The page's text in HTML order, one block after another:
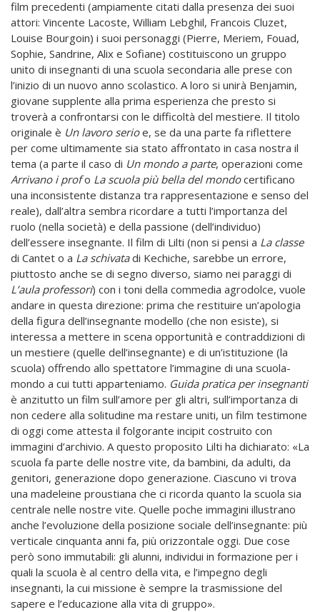
film precedenti (ampiamente citati dalla presenza dei suoi
attori: Vincente Lacoste, William Lebghil, Francois Cluzet,
Louise Bourgoin) i suoi personaggi (Pierre, Meriem, Fouad,
Sophie, Sandrine, Alix e Sofiane) costituiscono un gruppo
unito di insegnanti di una scuola secondaria alle prese con
l’inizio di un nuovo anno scolastico. A loro si unirà Benjamin,
giovane supplente alla prima esperienza che presto si
troverà a confrontarsi con le difficoltà del mestiere. Il titolo
originale è Un lavoro serioe, se da una parte fa riflettere
per come ultimamente sia stato affrontato in casa nostra il
tema (a parte il caso di Un mondo a parte, operazioni come
Arrivano i profo La scuola più bella del mondocertificano
una inconsistente distanza tra rappresentazione e senso del
reale), dall’altra sembra ricordare a tutti l’importanza del
ruolo (nella società) e della passione (dell’individuo)
dell’essere insegnante. Il film di Lilti (non si pensi a La classe
di Cantet o a La schivatadi Kechiche, sarebbe un errore,
piuttosto anche se di segno diverso, siamo nei paraggi di
L’aula professori) con i toni della commedia agrodolce, vuole
andare in questa direzione: prima che restituire un’apologia
della figura dell’insegnante modello (che non esiste), si
interessa a mettere in scena opportunità e contraddizioni di
un mestiere (quelle dell’insegnante) e di un’istituzione (la
scuola) offrendo allo spettatore l’immagine di una scuola-
mondo a cui tutti apparteniamo. Guida pratica per insegnanti
è anzitutto un film sull’amore per gli altri, sull’importanza di
non cedere alla solitudine ma restare uniti, un film testimone
di oggi come attesta il folgorante incipit costruito con
immagini d’archivio. A questo proposito Lilti ha dichiarato: «La
scuola fa parte delle nostre vite, da bambini, da adulti, da
genitori, generazione dopo generazione. Ciascuno vi trova
una madeleine proustiana che ci ricorda quanto la scuola sia
centrale nelle nostre vite. Quelle poche immagini illustrano
anche l’evoluzione della posizione sociale dell’insegnante: più
verticale cinquanta anni fa, più orizzontale oggi. Due cose
però sono immutabili: gli alunni, individui in formazione per i
quali la scuola è al centro della vita, e l’impegno degli
insegnanti, la cui missione è sempre la trasmissione del
sapere e l’educazione alla vita di gruppo».